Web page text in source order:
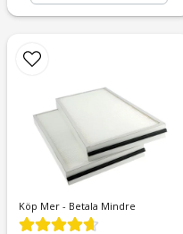
Köp Mer - Betala Mindre